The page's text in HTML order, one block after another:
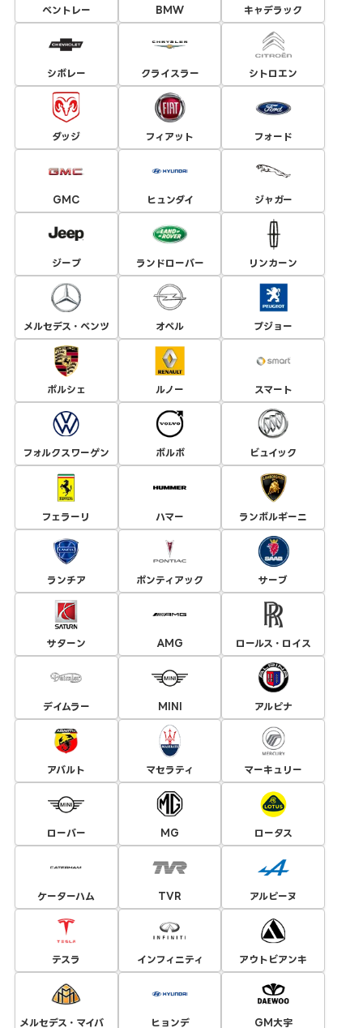
ベントレー BMW キャデラック
シボレー クライスラー シトロエン
ダッジ フィアット フォード
GMC ヒュンダイ ジャガー
ジープ ランドローバー リンカーン
メルセデス・ベンツ オペル プジョー
ポルシェ ルノー スマート
フォルクスワーゲン ボルボ ビュイック
フェラーリ ハマー ランボルギーニ
ランチア ポンティアック サーブ
サターン AMG ロールス・ロイス
デイムラー MINI アルピナ
アバルト マセラティ マーキュリー
ローバー MG ロータス
ケーターハム TVR アルピーヌ
テスラ インフィニティ アウトビアンキ
メルセデス・マイバ ヒョンデ GM大宇